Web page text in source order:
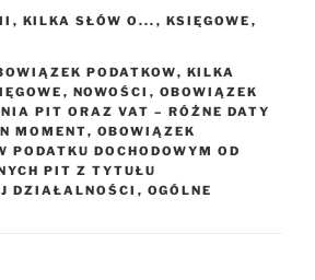
, KILKA SŁÓW O... , KSIĘGOWE ,
PODATKOW, KILKA
, NOWOŚCI , OBOWIĄZEK
PIT ORAZ VAT – RÓŻNE DATY
MOMENT, OBOWIĄZEK
PODATKU DOCHODOWYM OD
PIT Z TYTUŁU
DZIAŁALNOŚCI , OGÓLNE